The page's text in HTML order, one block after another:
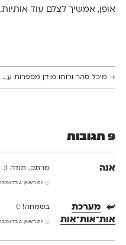
אופן, אמשיך לצלם עוד אותיות.
→מיכל סהר ורותו מודן מספרות על תהליכי היצירה האחרונים שלהן
9 תגובות
אנה מרתק. תודה (:
יום ראשון 4 בדצמבר 2022 בשעה 9:22
מערכת
אות־אות־אות
בשמחה! :)
יום ראשון 4 בדצמבר 2022 בשעה 11:55